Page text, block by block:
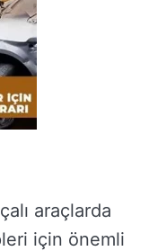
araçlarda
için önemli